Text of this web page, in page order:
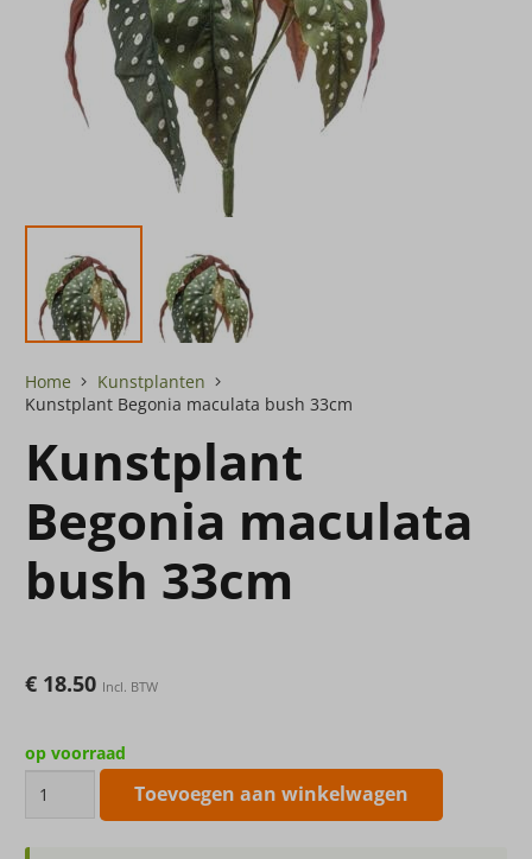
Home
Kunstplanten
Kunstplant Begonia maculata bush 33cm
Kunstplant
Begonia maculata
bush 33cm
€ 18.50 Incl. BTW
op voorraad
Kunstplant
maculata
Toevoegen aan winkelwagen